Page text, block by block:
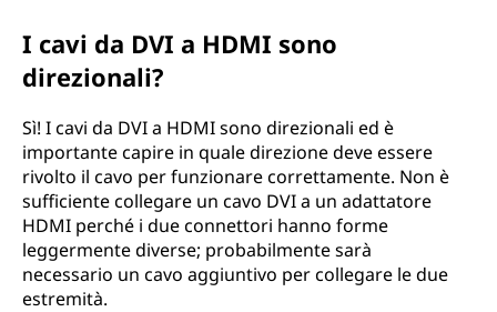
I cavi da DVI a HDMI sono
direzionali?
Sì! I cavi da DVI a HDMI sono direzionali ed è
importante capire in quale direzione deve essere
rivolto il cavo per funzionare correttamente. Non è
sufficiente collegare un cavo DVI a un adattatore
HDMI perché i due connettori hanno forme
leggermente diverse; probabilmente sarà
necessario un cavo aggiuntivo per collegare le due
estremità.